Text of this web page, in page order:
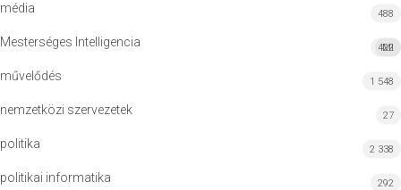
média 488
Mesterséges Intelligencia MI
422
művelődés 1 548
nemzetközi szervezetek 27
politika 2 338
politikai informatika 292